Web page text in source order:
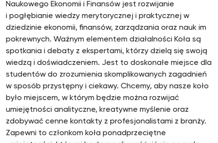
Naukowego Ekonomii i Finansów jest rozwijanie
i pogłębianie wiedzy merytorycznej i praktycznej w
dziedzinie ekonomii, finansów, zarządzania oraz nauk im
pokrewnych. Ważnym elementem działalności Koła są
spotkania i debaty z ekspertami, którzy dzielą się swoją
wiedzą i doświadczeniem. Jest to doskonałe miejsce dla
studentów do zrozumienia skomplikowanych zagadnień
w sposób przystępny i ciekawy. Chcemy, aby nasze koło
było miejscem, w którym będzie można rozwijać
umiejętności analityczne, kreatywne myślenie oraz
zdobywać cenne kontakty z profesjonalistami z branży.
Zapewni to członkom koła ponadprzeciętne